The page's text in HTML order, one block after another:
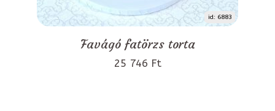
id: 6883
Favágó fatörzs torta
25 746 Ft